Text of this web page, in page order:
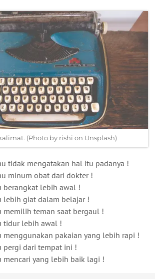
(Photo by rishi on Unsplash)
tidak mengatakan hal itu padanya !
minum obat dari dokter !
berangkat lebih awal !
lebih giat dalam belajar !
memilih teman saat bergaul !
tidur lebih awal !
menggunakan pakaian yang lebih rapi !
pergi dari tempat ini !
mencari yang lebih baik lagi !